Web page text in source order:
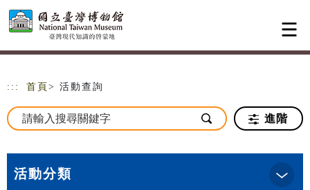
跳到主要內容
網站導覽
::: 首頁 > 活動查詢
進階
活動分類